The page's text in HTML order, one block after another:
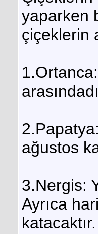
yaparken
çiçeklerin
ağustos
3.Nergis:
Ayrıca
katacaktır.